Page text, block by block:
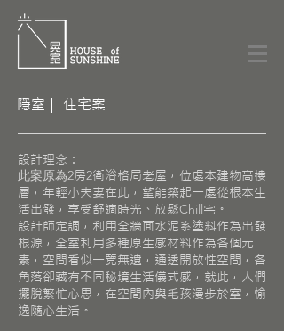
隱室｜ 住宅案​
​​設計理念：
此案原為2房2衛浴格局老屋，位處本建物高樓
層，年輕小夫妻在此，望能築起一處從根本生
活出發，享受舒適時光、放鬆Chill宅。
設計師定調，利用全牆面水泥系塗料作為出發
根源，全室利用多種原生感材料作為各個元
素，空間看似一覽無遺，通透開放性空間，各
角落卻藏有不同秘境生活儀式感，就此，人們
擺脫繁忙心思，在空間內與毛孩漫步於室，愉
逸隨心生活。